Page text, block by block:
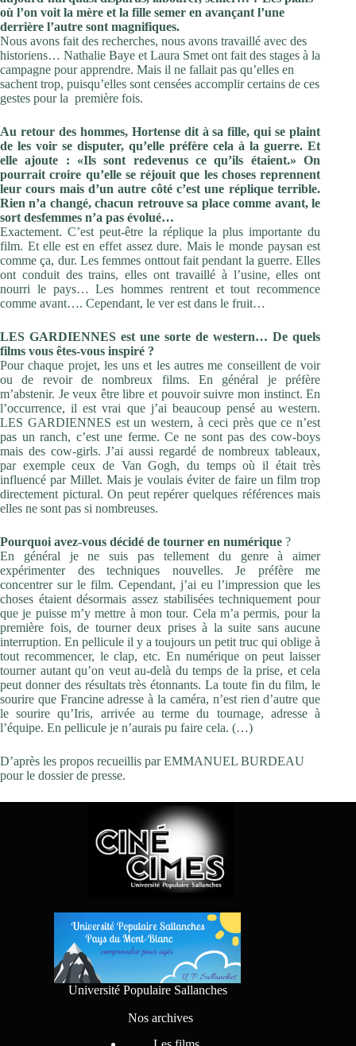
où l’on voit la mère et la fille semer en avançant l’une
derrière l’autre sont magnifiques.
Nous avons fait des recherches, nous avons travaillé avec des
historiens… Nathalie Baye et Laura Smet ont fait des stages à la
campagne pour apprendre. Mais il ne fallait pas qu’elles en
sachent trop, puisqu’elles sont censées accomplir certains de ces
gestes pour la première fois.
Au retour des hommes, Hortense dit à sa fille, qui se plaint
de les voir se disputer, qu’elle préfère cela à la guerre. Et
elle ajoute : «Ils sont redevenus ce qu’ils étaient.» On
pourraitcroire qu’elle se réjouit que les choses reprennent
leur cours mais d’un autre côté c’est une réplique terrible.
Rien n’a changé, chacun retrouve sa place comme avant, le
sort desfemmes n’a pas évolué…
Exactement. C’est peut-être la réplique la plus importante du
film. Et elle est en effet assez dure. Mais le monde paysan est
comme ça, dur. Les femmes onttout fait pendant la guerre. Elles
ont conduit des trains, elles ont travaillé à l’usine, elles ont
nourri le pays… Les hommes rentrent et tout recommence
comme avant…. Cependant, le ver est dans le fruit…
LES GARDIENNES est une sorte de western… De quels
films vous êtes-vous inspiré ?
Pour chaque projet, les uns et les autres me conseillent de voir
ou de revoir de nombreux films. En général je préfère
m’abstenir. Je veux être libre et pouvoir suivre mon instinct. En
l’occurrence, il est vrai que j’ai beaucoup pensé au western.
LES GARDIENNES est un western, à ceci près que ce n’est
pas un ranch, c’est une ferme. Ce ne sont pas des cow-boys
mais des cow-girls. J’ai aussi regardé de nombreux tableaux,
par exemple ceux de Van Gogh, du temps où il était très
influencé par Millet. Mais je voulais éviter de faire un film trop
directement pictural. On peut repérer quelques références mais
elles ne sont pas si nombreuses.
Pourquoi avez-vous décidé de tourner en numérique ?
En général je ne suis pas tellement du genre à aimer
expérimenter des techniques nouvelles. Je préfère me
concentrer sur le film. Cependant, j’ai eu l’impression que les
choses étaient désormais assez stabilisées techniquement pour
que je puisse m’y mettre à mon tour. Cela m’a permis, pour la
première fois, de tourner deux prises à la suite sans aucune
interruption. En pellicule il y a toujours un petit truc qui oblige à
tout recommencer, le clap, etc. En numérique on peut laisser
tourner autant qu’on veut au-delà du temps de la prise, et cela
peut donner des résultats très étonnants. La toute fin du film, le
sourire que Francine adresse à la caméra, n’est rien d’autre que
le sourire qu’Iris, arrivée au terme du tournage, adresse à
l’équipe. En pellicule je n’aurais pu faire cela. (…)
D’après les propos recueillis par EMMANUEL BURDEAU
pour le dossier de presse.
Université Populaire Sallanches
Nos archives